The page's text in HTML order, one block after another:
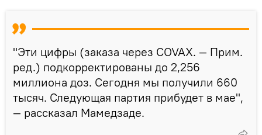
"Эти цифры (заказа через COVAX. — Прим.
ред.) подкорректированы до 2,256
миллиона доз. Сегодня мы получили 660
тысяч. Следующая партия прибудет в мае",
— рассказал Мамедзаде.